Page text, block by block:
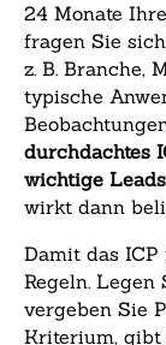
24 Monate
fragen Sie
z. B. Branche,
typische
durchdachtes
wichtige
wirkt dann
Damit das
Regeln.
vergeben Sie
Kriterium, gibt